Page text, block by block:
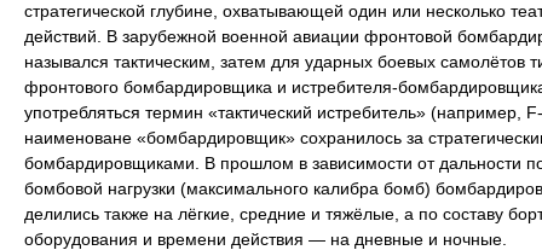
стратегической глубине, охватывающей один или несколько
действий. В зарубежной военной авиации фронтовой
назывался тактическим, затем для ударных боевых самолётов
фронтового бомбардировщика и истребителя-
употребляться термин «тактический истребитель» (например,
наименоване «бомбардировщик» сохранилось за
бомбардировщиками. В прошлом в зависимости от дальности
бомбовой нагрузки (максимального калибра бомб)
делились также на лёгкие, средние и тяжёлые, а по составу
оборудования и времени действия — на дневные и ночные.